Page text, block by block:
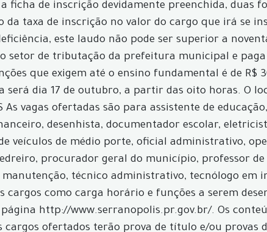
ficha de inscrição devidamente preenchida, duas
da taxa de inscrição no valor do cargo que irá se
este laudo não pode ser superior a
setor de tributação da prefeitura municipal e
que exigem até o ensino fundamental é de R$
será dia 17 de outubro, a partir das oito horas. O
As vagas ofertadas são para assistente de
desenhista, documentador escolar,
veículos de médio porte, oficial administrativo,
procurador geral do município, professor
manutenção, técnico administrativo, tecnólogo
como carga horário e funções a serem
http://www.serranopolis.pr.gov.br/. Os
ofertados terão prova de título e/ou provas